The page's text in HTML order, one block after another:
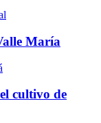
María
cultivo de